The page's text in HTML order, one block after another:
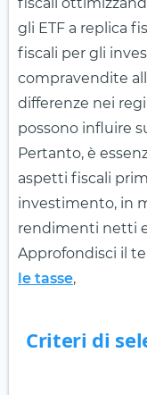
gli ETF a replica
fiscali per gli
compravendite
differenze nei
possono influire
Pertanto, è
aspetti fiscali
investimento, in
rendimenti netti
Approfondisci il
le tasse,
Criteri di